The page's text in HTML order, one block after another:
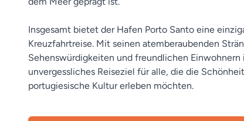
Insgesamt bietet der Hafen Porto Santo eine
Kreuzfahrtreise. Mit seinen atemberaubenden
Sehenswürdigkeiten und freundlichen Einwohnern
unvergessliches Reiseziel für alle, die die
portugiesische Kultur erleben möchten.